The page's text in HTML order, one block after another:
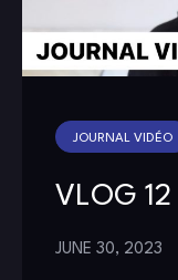
JOURNAL VIDÉO
VLOG 12
JUNE 30, 2023